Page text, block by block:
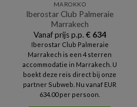
MAROKKO
Iberostar Club Palmeraie
Marrakech
Vanaf prijs p.p. €634
Iberostar Club Palmeraie
Marrakech is een 4 sterren
accommodatie in Marrakech. U
boekt deze reis direct bij onze
partner Subweb. Nu vanaf EUR
634.00 per persoon.